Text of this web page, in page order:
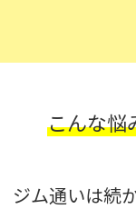
こんな悩
ジム通いは続